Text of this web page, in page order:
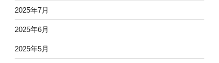
2025年7月
2025年6月
2025年5月